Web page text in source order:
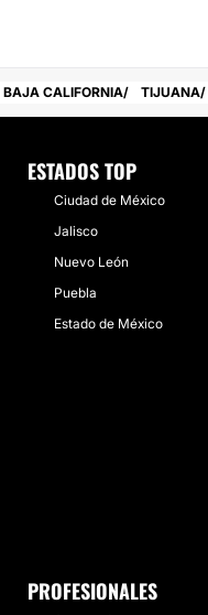
BAJA CALIFORNIA TIJUANA
ESTADOS TOP
Ciudad de México
Jalisco
Nuevo León
Puebla
Estado de México
PROFESIONALES